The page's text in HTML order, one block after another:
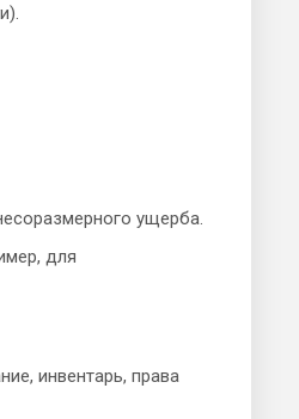
ущерба.
для
инвентарь, права